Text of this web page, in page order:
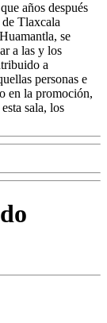
años después
Tlaxcala
se
a las y los
a
personas e
en la promoción,
sala, los